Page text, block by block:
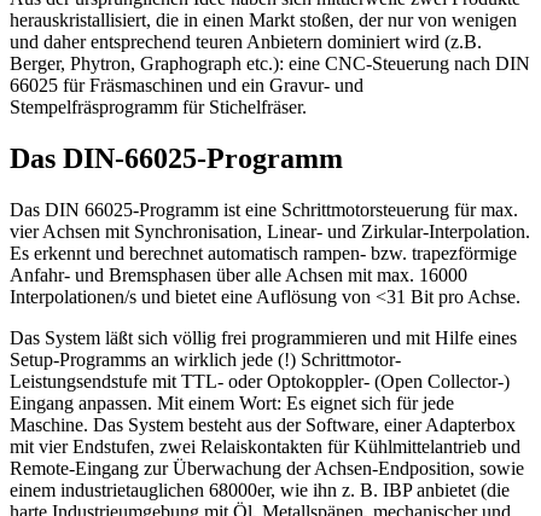
herauskristallisiert, die in einen Markt stoßen, der nur von wenigen
und daher entsprechend teuren Anbietern dominiert wird (z.B.
Berger, Phytron, Graphograph etc.): eine CNC-Steuerung nach DIN
66025 für Fräsmaschinen und ein Gravur- und
Stempelfräsprogramm für Stichelfräser.
Das DIN-66025-Programm
Das DIN 66025-Programm ist eine Schrittmotorsteuerung für max.
vier Achsen mit Synchronisation, Linear- und Zirkular-Interpolation.
Es erkennt und berechnet automatisch rampen- bzw. trapezförmige
Anfahr- und Bremsphasen über alle Achsen mit max. 16000
Interpolationen/s und bietet eine Auflösung von <31 Bit pro Achse.
Das System läßt sich völlig frei programmieren und mit Hilfe eines
Setup-Programms an wirklich jede (!) Schrittmotor-
Leistungsendstufe mit TTL- oder Optokoppler- (Open Collector-)
Eingang anpassen. Mit einem Wort: Es eignet sich für jede
Maschine. Das System besteht aus der Software, einer Adapterbox
mit vier Endstufen, zwei Relaiskontakten für Kühlmittelantrieb und
Remote-Eingang zur Überwachung der Achsen-Endposition, sowie
einem industrietauglichen 68000er, wie ihn z. B. IBP anbietet (die
harte Industrieumgebung mit Öl, Metallspänen, mechanischer und